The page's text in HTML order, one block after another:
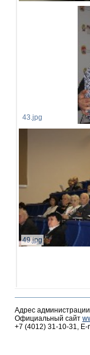
43.jpg
49.jpg
Адрес администрации
Официальный сайт
+7 (4012) 31-10-31, E-